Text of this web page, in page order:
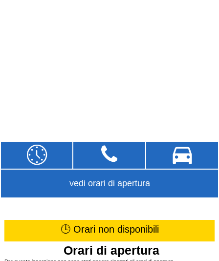
vedi orari di apertura
🕒 Orari non disponibili
Orari di apertura